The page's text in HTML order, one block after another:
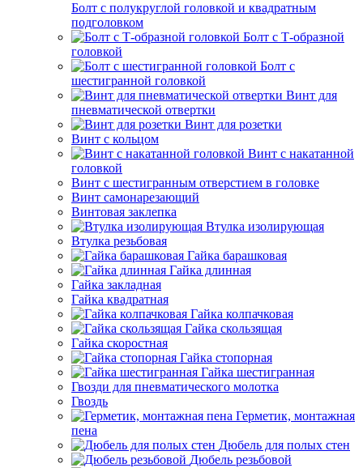
Болт с полукруглой головкой и квадратным
подголовком
Болт с Т-образной
головкой
Болт с
шестигранной головкой
Винт для
пневматической отвертки
Винт для розетки
Винт с кольцом
Винт с накатанной
головкой
Винт с шестигранным отверстием в головке
Винт самонарезающий
Винтовая заклепка
Втулка изолирующая
Втулка резьбовая
Гайка барашковая
Гайка длинная
Гайка закладная
Гайка квадратная
Гайка колпачковая
Гайка скользящая
Гайка скоростная
Гайка стопорная
Гайка шестигранная
Гвозди для пневматического молотка
Гвоздь
Герметик, монтажная
пена
Дюбель для полых стен
Дюбель резьбовой